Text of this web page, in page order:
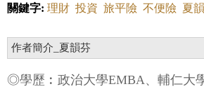
關鍵字: 理財 投資 旅平險 不便險 夏
作者簡介_夏韻芬
◎學歷︰政治大學EMBA、輔仁大